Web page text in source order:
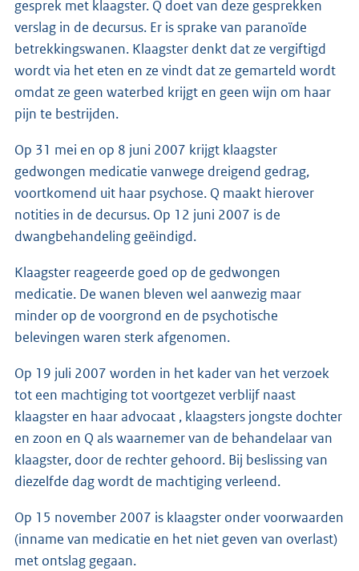
gesprek met klaagster. Q doet van deze gesprekken
verslag in de decursus. Er is sprake van paranoïde
betrekkingswanen. Klaagster denkt dat ze vergiftigd
wordt via het eten en ze vindt dat ze gemarteld wordt
omdat ze geen waterbed krijgt en geen wijn om haar
pijn te bestrijden.
Op 31 mei en op 8 juni 2007 krijgt klaagster
gedwongen medicatie vanwege dreigend gedrag,
voortkomend uit haar psychose. Q maakt hierover
notities in de decursus. Op 12 juni 2007 is de
dwangbehandeling geëindigd.
Klaagster reageerde goed op de gedwongen
medicatie. De wanen bleven wel aanwezig maar
minder op de voorgrond en de psychotische
belevingen waren sterk afgenomen.
Op 19 juli 2007 worden in het kader van het verzoek
tot een machtiging tot voortgezet verblijf naast
klaagster en haar advocaat , klaagsters jongste dochter
en zoon en Q als waarnemer van de behandelaar van
klaagster, door de rechter gehoord. Bij beslissing van
diezelfde dag wordt de machtiging verleend.
Op 15 november 2007 is klaagster onder voorwaarden
(inname van medicatie en het niet geven van overlast)
met ontslag gegaan.